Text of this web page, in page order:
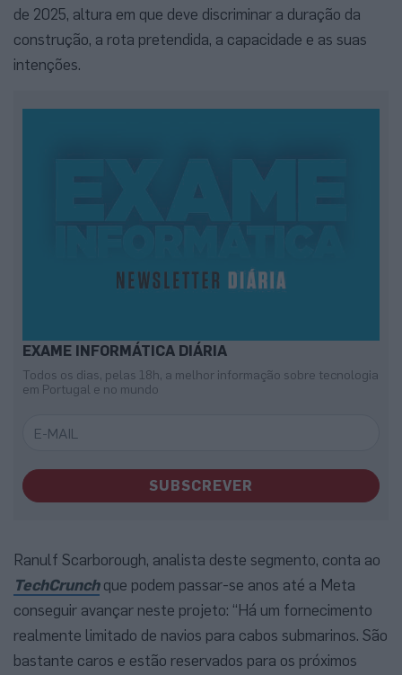
de 2025, altura em que deve discriminar a duração da
construção, a rota pretendida, a capacidade e as suas
intenções.
EXAME INFORMÁTICA DIÁRIA
Todos os dias, pelas 18h, a melhor informação sobre tecnologia
em Portugal e no mundo
SUBSCREVER
Ranulf Scarborough, analista deste segmento, conta ao
TechCrunchque podem passar-se anos até a Meta
conseguir avançar neste projeto: “Há um fornecimento
realmente limitado de navios para cabos submarinos. São
bastante caros e estão reservados para os próximos